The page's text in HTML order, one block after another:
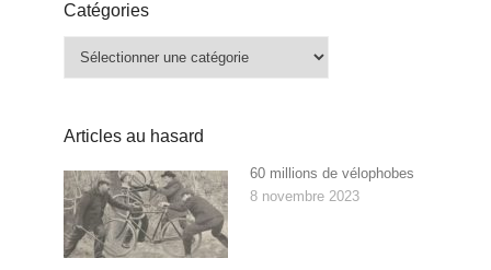
Catégories
Catégories
Articles au hasard
60 millions de vélophobes
8 novembre 2023